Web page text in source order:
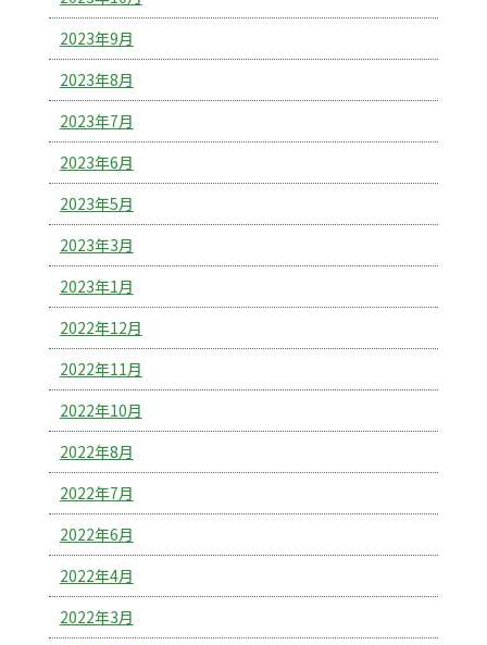
2023年9月
2023年8月
2023年7月
2023年6月
2023年5月
2023年3月
2023年1月
2022年12月
2022年11月
2022年10月
2022年8月
2022年7月
2022年6月
2022年4月
2022年3月